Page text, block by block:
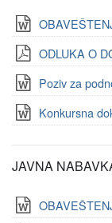
ODLUKA O
Poziv za
Konkursna
JAVNA